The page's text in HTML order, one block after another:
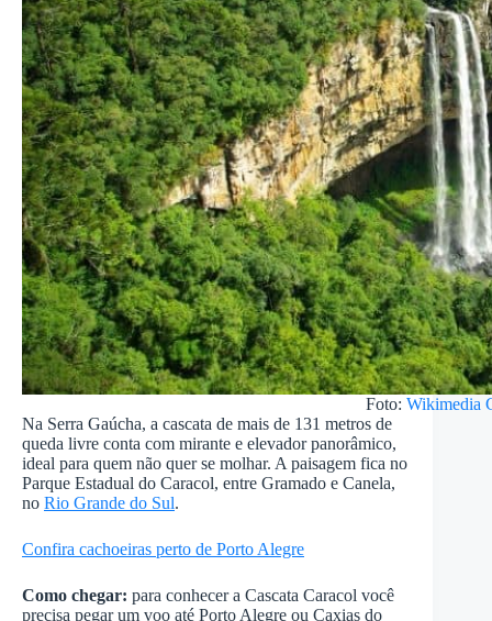
Foto: Wikimedia
Na Serra Gaúcha, a cascata de mais de 131 metros de
queda livre conta com mirante e elevador panorâmico,
ideal para quem não quer se molhar. A paisagem fica no
Parque Estadual do Caracol, entre Gramado e Canela,
no Rio Grande do Sul.
Confira cachoeiras perto de Porto Alegre
Como chegar: para conhecer a Cascata Caracol você
precisa pegar um voo até Porto Alegre ou Caxias do